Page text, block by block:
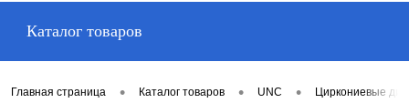
Каталог товаров
Главная страница • Каталог товаров • UNC • Циркониевые